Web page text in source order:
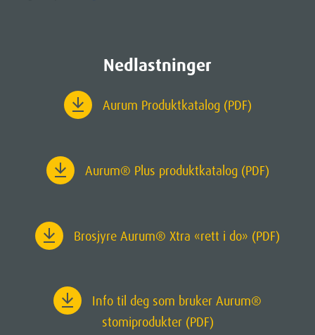
Nedlastninger
Aurum Produktkatalog (PDF)
Aurum® Plus produktkatalog (PDF)
Brosjyre Aurum® Xtra «rett i do» (PDF)
Info til deg som bruker Aurum®
stomiprodukter (PDF)